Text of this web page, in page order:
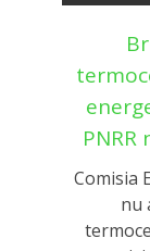
Comisia
nu